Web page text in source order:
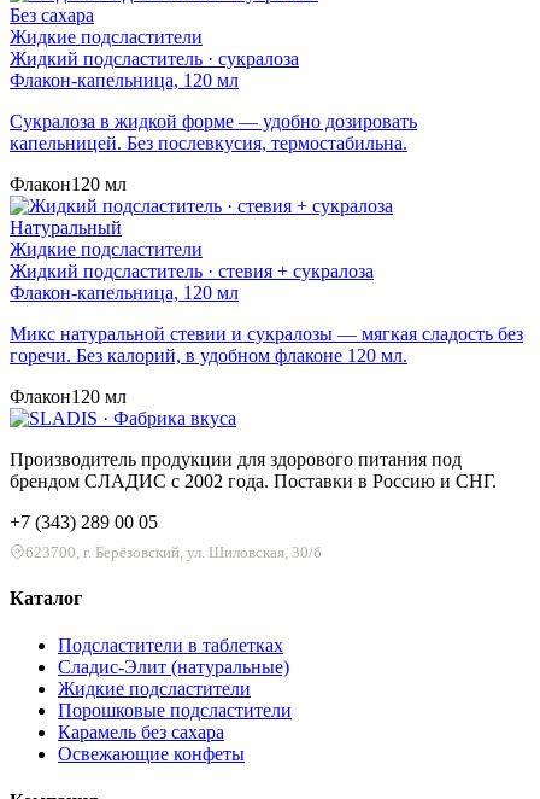
Без сахара
Жидкие подсластители
Жидкий подсластитель · сукралоза
Флакон-капельница, 120 мл
Сукралоза в жидкой форме — удобно дозировать
капельницей. Без послевкусия, термостабильна.
Флакон120 мл
Натуральный
Жидкие подсластители
Жидкий подсластитель · стевия + сукралоза
Флакон-капельница, 120 мл
Микс натуральной стевии и сукралозы — мягкая сладость без
горечи. Без калорий, в удобном флаконе 120 мл.
Флакон120 мл
Производитель продукции для здорового питания под
брендом СЛАДИС с 2002 года. Поставки в Россию и СНГ.
+7 (343) 289 00 05
623700, г. Берёзовский, ул. Шиловская, 30/б
Каталог
Подсластители в таблетках
Сладис-Элит (натуральные)
Жидкие подсластители
Порошковые подсластители
Карамель без сахара
Освежающие конфеты